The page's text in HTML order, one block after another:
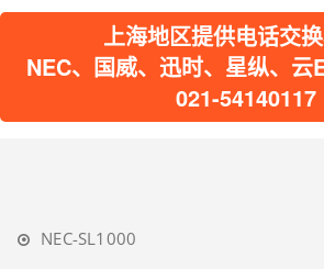
上海地区提供电话交换
NEC、国威、迅时、星纵、云
021-54140117
NEC-SL1000